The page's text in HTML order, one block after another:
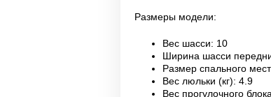
Размеры модели:
Вес шасси: 10
Ширина шасси
Размер спального
Вес люльки (кг): 4.9
Вес прогулочного